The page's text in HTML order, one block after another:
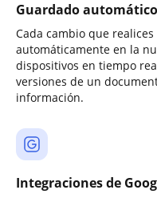
Guardado automático
Cada cambio que
automáticamente en la
dispositivos en tiempo
versiones de un
información.
Integraciones de